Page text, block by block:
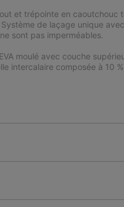
et trépointe en caoutchouc
de laçage unique
sont pas imperméables.
moulé avec couche
intercalaire composée à 10